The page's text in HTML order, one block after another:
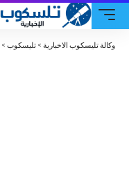
وكالة تليسكوب الاخبارية > تليسكوب >